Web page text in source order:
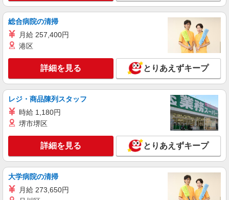
ティブ支給(規定有) ゜・。○。・゜+゜・。
詳細を見る
紹介予定派遣
株式会社シエロ
【ドコモ】の店舗スタッフ
時給1300円〜 ※残業代支給 ★交通費別途支給
（規定あり） ゜+゜・。○。・゜+゜・。○。・゜
+゜ 入社祝い金10万円支給(規定有) お友達を紹介
頂くと, インセンティブ支給(規定有) ★月2回払
い・週払い可能（規程有）★ ゜・。○。・゜
沖縄県那覇市のdocomoショップ
キープ 詳細を見る
株式会社シエロ
人気機種に詳しくなれる携帯販売
時給1400円〜1450円（経験・能力による） ※
残業代支給 ★交通費別途支給（規定あり） ゜
総合病院の清掃
月給 257,400円
港区
詳細を見る とりあえずキープ
レジ・商品陳列スタッフ
時給 1,180円
堺市堺区
詳細を見る とりあえずキープ
大学病院の清掃
月給 273,650円